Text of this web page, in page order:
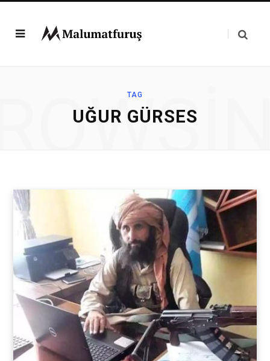
TAG
UĞUR GÜRSES